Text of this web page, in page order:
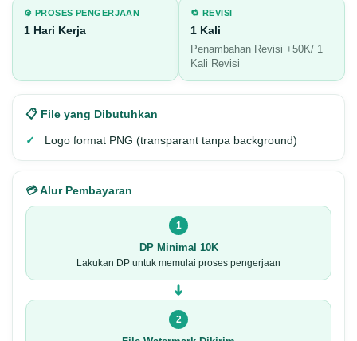
⚙️ PROSES PENGERJAAN
1 Hari Kerja
🔁 REVISI
1 Kali
Penambahan Revisi +50K/ 1
Kali Revisi
📋 File yang Dibutuhkan
Logo format PNG (transparant tanpa background)
💳 Alur Pembayaran
1
DP Minimal 10K
Lakukan DP untuk memulai proses pengerjaan
➜
2